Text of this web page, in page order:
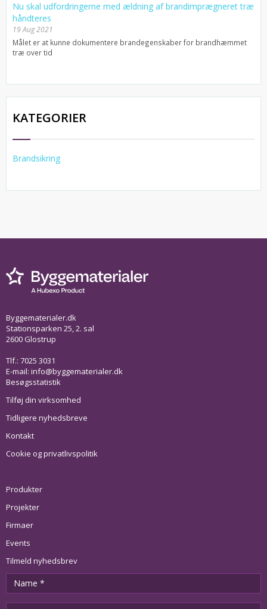
Nu skal udfordringerne med ældning af brandimprægneret træ
håndteres
19 Aug 2021
Målet er at kunne dokumentere brandegenskaber for brandhæmmet
træ over tid
KATEGORIER
Brandsikring
Byggematerialer.dk
Stationsparken 25, 2. sal
2600 Glostrup
Tlf.: 7025 3031
E-mail: info@byggematerialer.dk
Besøgsstatistik
Tilføj din virksomhed
Tidligere nyhedsbreve
Kontakt
Cookie og privatlivspolitik
Produkter
Projekter
Firmaer
Events
Tilmeld nyhedsbrev